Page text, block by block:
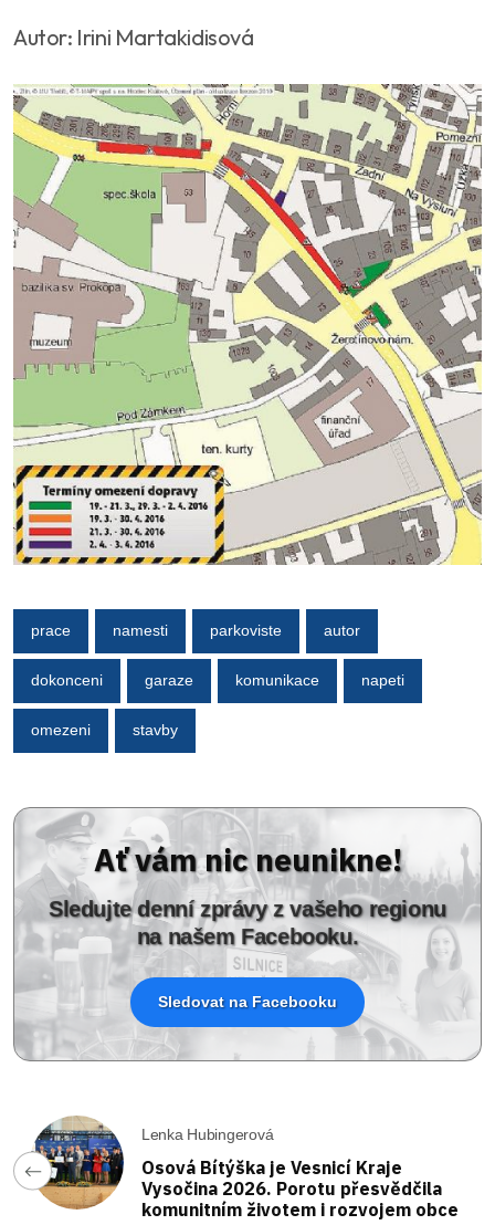
Autor: Irini Martakidisová
prace namesti parkoviste autor
dokonceni garaze komunikace napeti
omezeni stavby
Ať vám nic neunikne!
Sledujte denní zprávy z vašeho regionu
na našem Facebooku.
Sledovat na Facebooku
Lenka Hubingerová
Osová Bítýška je Vesnicí Kraje
Vysočina 2026. Porotu přesvědčila
komunitním životem i rozvojem obce